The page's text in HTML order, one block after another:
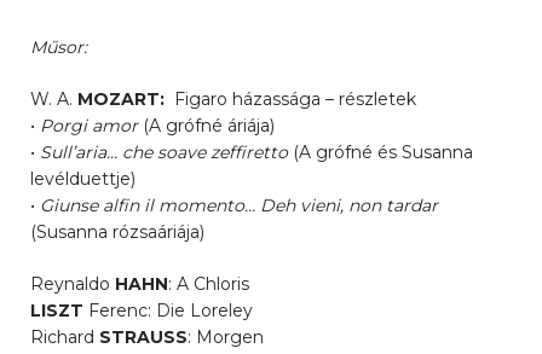
Műsor:
W. A. MOZART: Figaro házassága – részletek
• Porgi amor(A grófné áriája)
• Sull’aria… che soave zeffiretto(A grófné és Susanna
levélduettje)
• Giunse alfin il momento… Deh vieni, non tardar
(Susanna rózsaáriája)
Reynaldo HAHN: A Chloris
LISZT Ferenc: Die Loreley
Richard STRAUSS: Morgen